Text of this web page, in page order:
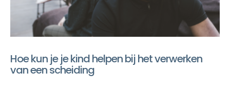
Hoe kun je je kind helpen bij het verwerken
van een scheiding